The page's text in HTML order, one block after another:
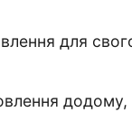
для
додому,